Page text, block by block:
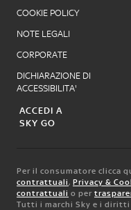
COOKIE POLICY
NOTE LEGALI
CORPORATE
DICHIARAZIONE DI
ACCESSIBILITA'
ACCEDI A
SKY GO
Per il consumatore clicca
contrattuali, Privacy &
contrattuali o per
Tutti i marchi Sky e i